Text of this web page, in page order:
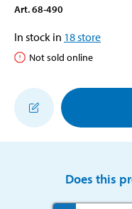
Art.68-490
In stock in 18store
Not sold online
Does this